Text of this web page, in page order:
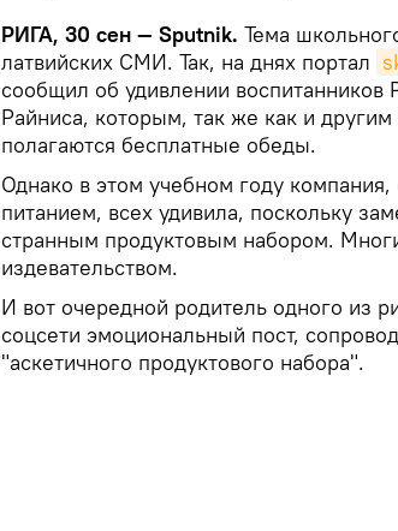
РИГА, 30 сен — Sputnik. Тема
латвийских СМИ. Так, на днях портал
сообщил об удивлении
Райниса, которым, так же как и
полагаются бесплатные обеды.
Однако в этом учебном году
питанием, всех удивила, поскольку
странным продуктовым набором.
издевательством.
И вот очередной родитель одного из
соцсети эмоциональный пост,
"аскетичного продуктового набора".